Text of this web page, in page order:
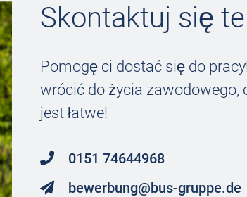
Skontaktuj się
Pomogę ci dostać się do
wrócić do życia zawodowego,
jest łatwe!
0151 74644968
bewerbung@bus-gruppe.de